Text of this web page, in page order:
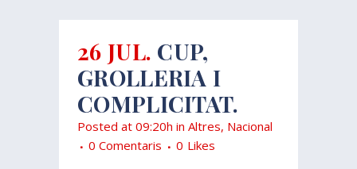
26 JUL. CUP,
GROLLERIA I
COMPLICITAT.
Posted at 09:20h in Altres, Nacional
0 Comentaris
0 Likes